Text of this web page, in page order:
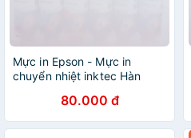
Mực in Epson - Mực in
chuyển nhiệt inktec Hàn
80.000 đ